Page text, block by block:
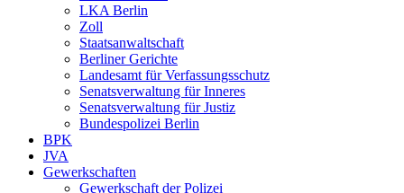
LKA Berlin
Zoll
Staatsanwaltschaft
Berliner Gerichte
Landesamt für Verfassungsschutz
Senatsverwaltung für Inneres
Senatsverwaltung für Justiz
Bundespolizei Berlin
BPK
JVA
Gewerkschaften
Gewerkschaft der Polizei